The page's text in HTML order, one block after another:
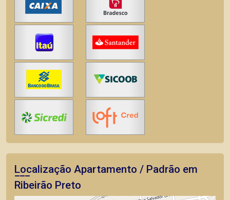
Localização Apartamento / Padrão em
Ribeirão Preto